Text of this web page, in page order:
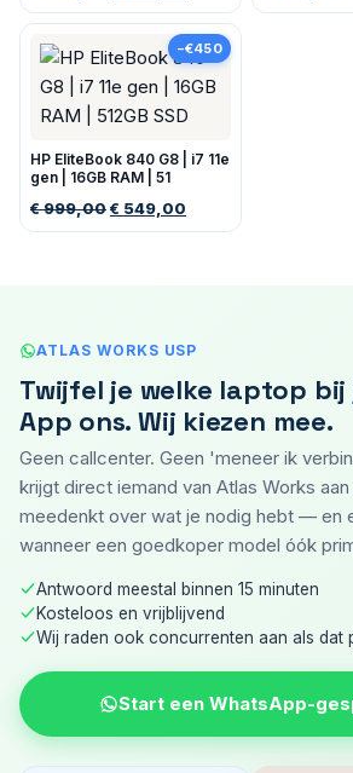
−€450
HP EliteBook 840 G8 | i7 11e
gen | 16GB RAM | 51
€999,00 € 549,00
ATLAS WORKS USP
Twijfel je welke laptop bij
App ons. Wij kiezen mee.
Geen callcenter. Geen 'meneer ik
krijgt direct iemand van Atlas Works aan
mee­denkt over wat je nodig hebt — en
wanneer een goedkoper model óók
Antwoord meestal binnen 15 minuten
Kosteloos en vrijblijvend
Wij raden ook concurrenten aan als dat
Start een WhatsApp-